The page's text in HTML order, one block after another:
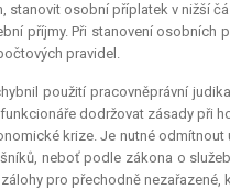
stanovit osobní příplatek v nižší
příjmy. Při stanovení
pravidel.
použití pracovněprávní
dodržovat zásady při
krize. Je nutné
neboť podle zákona o
pro přechodně nezařazené,